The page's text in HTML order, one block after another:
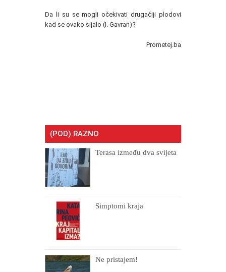
Da li su se mogli očekivati drugačiji plodovi
kad se ovako sijalo (I. Gavran)?
Prometej.ba
(POD) RAZNO
Terasa između dva svijeta
Simptomi kraja
Ne pristajem!